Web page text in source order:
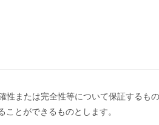
または完全性等について保証するも
とができるものとします。